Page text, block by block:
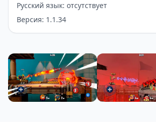
Русский язык: отсутствует
Версия: 1.1.34